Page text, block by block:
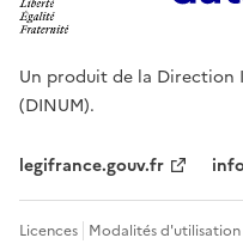
Un produit de la Direction
(DINUM).
legifrance.gouv.fr
Licences Modalités d'utilisation